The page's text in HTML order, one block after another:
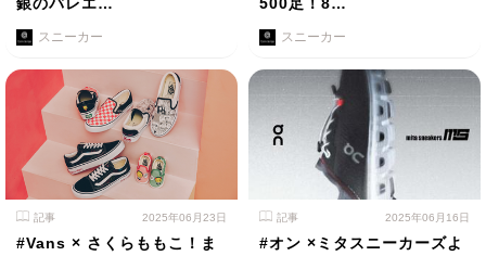
スニーカー スニーカー
記事 2025年06月23日
#Vans × さくらももこ！ま
記事 2025年06月16日
#オン ×ミタスニーカーズよ